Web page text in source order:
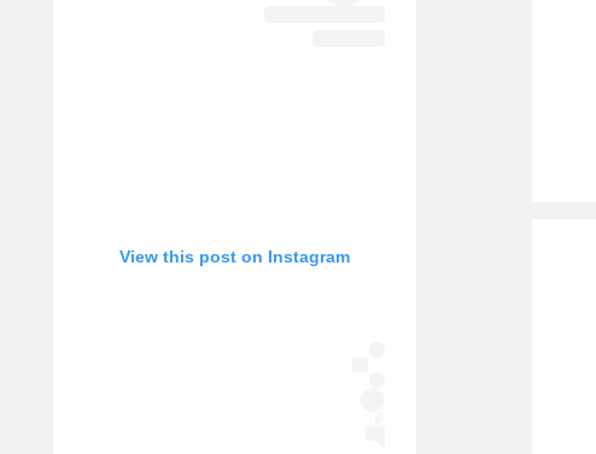
View this post on Instagram